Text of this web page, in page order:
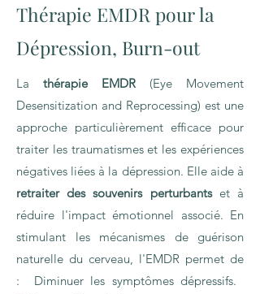
Thérapie EMDR pour la
Dépression, Burn-out
La thérapie EMDR (Eye Movement
Desensitization and Reprocessing) est une
approche particulièrement efficace pour
traiter les traumatismes et les expériences
négatives liées à la dépression. Elle aide à
retraiter des souvenirs perturbantset à
réduire l'impact émotionnel associé. En
stimulant les mécanismes de guérison
naturelle du cerveau, l'EMDR permet de
: Diminuer les symptômes dépressifs.